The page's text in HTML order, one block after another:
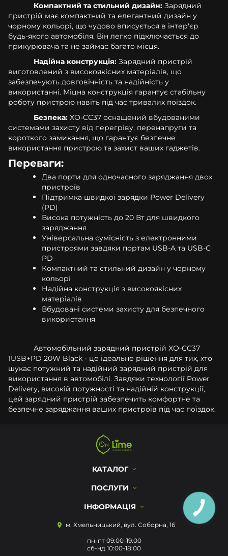
Компактний та стильний дизайн: Зарядний
пристрій має компактний та елегантний дизайн у
чорному кольорі, що чудово вписується в інтер'єр
будь-якого автомобіля. Він легко підключається до
прикурювача та не займає багато місця.
Надійна конструкція: Зарядний пристрій
виготовлений з високоякісних матеріалів, що
забезпечують довговічність та надійність у
використанні. Міцна конструкція гарантує стабільну
роботу пристрою навіть під час тривалих поїздок.
Безпека: XO-CC37 оснащений вбудованими
системами захисту від перегріву, перенапруги та
короткого замикання, що гарантує безпечне
використання пристрою та захист ваших гаджетів.
Переваги:
Два порти для одночасного заряджання двох
пристроїв
Підтримка швидкої зарядки Power Delivery
(PD)
Висока потужність до 20 Вт для швидкого
заряджання
Універсальна сумісність з електронними
пристроями завдяки портам USB-A та USB-C
PD
Компактний та стильний дизайн у чорному
кольорі
Надійна конструкція з високоякісних
матеріалів
Вбудовані системи захисту для безпечного
використання
Автомобільний зарядний пристрій XO-CC37
1USB+PD 20W Black - це ідеальне рішення для тих, хто
шукає потужний та надійний зарядний пристрій для
використання в автомобілі. Завдяки технології Power
Delivery, високій потужності та надійній конструкції,
цей зарядний пристрій забезпечить комфортне та
безпечне заряджання ваших пристроїв під час поїздок.
КАТАЛОГ
ПОСЛУГИ
ІНФОРМАЦІЯ
м. Хмельницький, вул. Соборна, 16
пн-пт 09:00-19:00
сб-нд 10:00-18:00